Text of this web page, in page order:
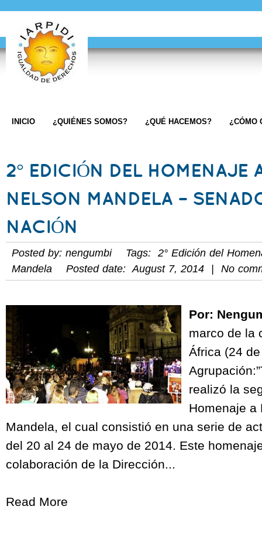
INICIO ¿QUIÉNES SOMOS? ¿QUÉ HACEMOS? ¿CÓMO
2° EDICIÓN DEL HOMENAJE
NELSON MANDELA –
NACIÓN
Posted by: nengumbi Tags: 2° Edición del
Mandela Posted date: August 7, 2014 | No
Por:
marco de la
África (24
realizó la
Homenaje a
Mandela, el cual consistió en una serie de
del 20 al 24 de mayo de 2014. Este
colaboración de la Dirección...
Read More